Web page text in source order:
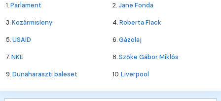
1.Parlament 2.Jane Fonda
3.Kozármisleny 4.Roberta Flack
5.USAID 6.Gázolaj
7.NKE 8.Szőke Gábor Miklós
9.Dunaharaszti baleset 10.Liverpool